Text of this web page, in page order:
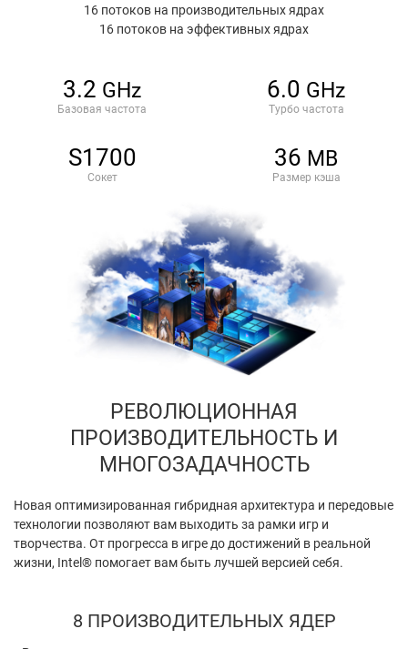
16 потоков на производительных ядрах
16 потоков на эффективных ядрах
3.2 GHz
Базовая частота
6.0 GHz
Турбо частота
S1700
Сокет
36 MB
Размер кэша
РЕВОЛЮЦИОННАЯ
ПРОИЗВОДИТЕЛЬНОСТЬ И
МНОГОЗАДАЧНОСТЬ
Новая оптимизированная гибридная архитектура и передовые
технологии позволяют вам выходить за рамки игр и
творчества. От прогресса в игре до достижений в реальной
жизни, Intel® помогает вам быть лучшей версией себя.
8 ПРОИЗВОДИТЕЛЬНЫХ ЯДЕР